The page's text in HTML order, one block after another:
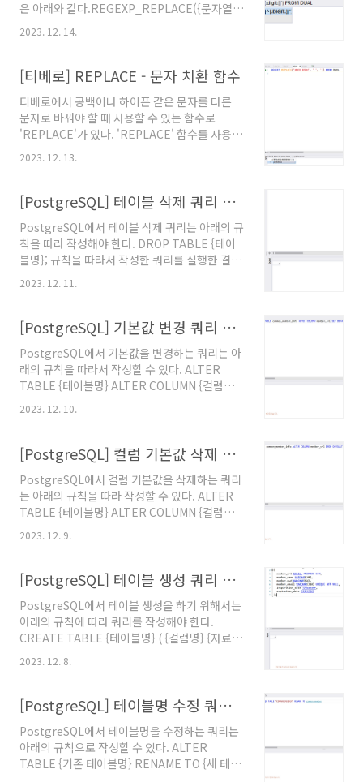
은 아래와 같다.REGEXP_REPLACE({문자열},
음과 같다.'[^[:alpha:]^[:digit:]]' 영문과 숫자
함수를 작성하면 아래의 사진처럼 활용할 수 있
다.정규식을 활용한 함수는 성능 이슈가 있어서
데이터가 많을 때는 사용하지 않는 것이 좋다.참
고문서"4.2.122. REGEXP_REPLACE",
Chapter 4. Functions, Tibero SQL
Reference Guide, Tibero 6. @원문보기
2023. 12. 14.
[티베로] REPLACE - 문자 치환 함수
티베로에서 공백이나 하이픈 같은 문자를 다른
문자로 바꿔야 할 때 사용할 수 있는 함수로
'REPLACE'가 있다. 'REPLACE' 함수를 사용하
는 방법은 아래와 같다. REPLACE({문자열}, {치
환할 문자}, {치환될 문자}) 참고문서 "4.2.125.
SQL Reference Guide, Tibero 6. @원문보기
2023. 12. 13.
[PostgreSQL] 테이블 삭제 쿼리 작성 방법
PostgreSQL에서 테이블 삭제 쿼리는 아래의 규
칙을 따라 작성해야 한다. DROP TABLE {테이
블명}; 규칙을 따라서 작성한 쿼리를 실행한 결과
는 아래의 사진에 나타나 있다. 참고문서 "5.1.
Table Basics", PostgreSQL 15. @원문보기
2023. 12. 11.
[PostgreSQL] 기본값 변경 쿼리 작성 방법
PostgreSQL에서 기본값을 변경하는 쿼리는 아
래의 규칙을 따라서 작성할 수 있다. ALTER
TABLE {테이블명} ALTER COLUMN {컬럼명}
SET DEFAULT {기본값}; 아래의 사진에는 규칙
을 따라서 작성한 쿼리의 실행 결과가 나타나 있
Default Value", PostgreSQL 15. @원문보기
2023. 12. 10.
[PostgreSQL] 컬럼 기본값 삭제 쿼리 작성 방법
PostgreSQL에서 컬럼 기본값을 삭제하는 쿼리
는 아래의 규칙을 따라 작성할 수 있다. ALTER
TABLE {테이블명} ALTER COLUMN {컬럼명}
실행 결과는 아래의 사진과 같다. 참고문서
Value", PostgreSQL 15. @원문보기
2023. 12. 9.
[PostgreSQL] 테이블 생성 쿼리 작성 방법
PostgreSQL에서 테이블 생성을 하기 위해서는
아래의 규칙에 따라 쿼리를 작성해야 한다.
CREATE TABLE {테이블명} ( {컬럼명} {자료
{자료형} {옵션} ); 위의 규칙을 따라서 테이블 생
Table Basics", PostgreSQL 15. @원문보기
2023. 12. 8.
[PostgreSQL] 테이블명 수정 쿼리 작성 방법
PostgreSQL에서 테이블명을 수정하는 쿼리는
아래의 규칙으로 작성할 수 있다. ALTER
TABLE {기존 테이블명} RENAME TO {새 테이